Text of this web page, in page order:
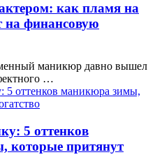
как пламя на
на финансовую
маникюр давно вышел
…
5 оттенков
которые притянут